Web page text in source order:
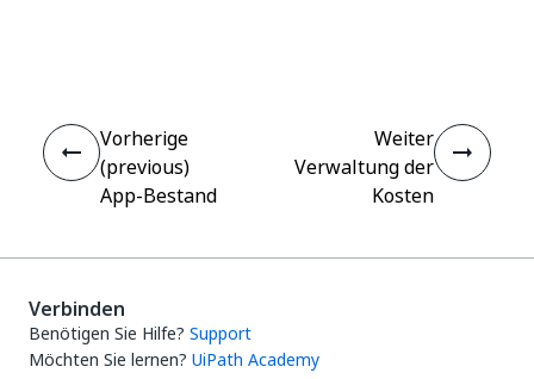
Vorherige
(previous)
App-Bestand
Weiter
Verwaltung der
Kosten
Verbinden
Benötigen Sie Hilfe? Support
Möchten Sie lernen? UiPath Academy